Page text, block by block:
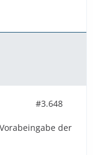
#3.648
der